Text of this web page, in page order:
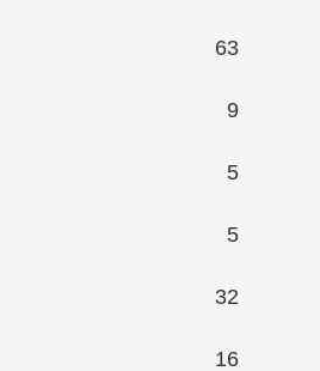
63
9
5
5
32
16